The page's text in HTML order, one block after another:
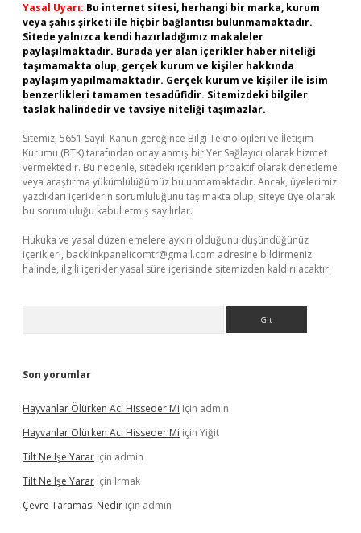
Yasal Uyarı: Bu internet sitesi, herhangi bir marka, kurum
veya şahıs şirketi ile hiçbir bağlantısı bulunmamaktadır.
Sitede yalnızca kendi hazırladığımız makaleler
paylaşılmaktadır. Burada yer alan içerikler haber niteliği
taşımamakta olup, gerçek kurum ve kişiler hakkında
paylaşım yapılmamaktadır. Gerçek kurum ve kişiler ile isim
benzerlikleri tamamen tesadüfidir. Sitemizdeki bilgiler
taslak halindedir ve tavsiye niteliği taşımazlar.
Sitemiz, 5651 Sayılı Kanun gereğince Bilgi Teknolojileri ve İletişim
Kurumu (BTK) tarafından onaylanmış bir Yer Sağlayıcı olarak hizmet
vermektedir. Bu nedenle, sitedeki içerikleri proaktif olarak denetleme
veya araştırma yükümlülüğümüz bulunmamaktadır. Ancak, üyelerimiz
yazdıkları içeriklerin sorumluluğunu taşımakta olup, siteye üye olarak
bu sorumluluğu kabul etmiş sayılırlar.
Hukuka ve yasal düzenlemelere aykırı olduğunu düşündüğünüz
içerikleri, backlinkpanelicomtr@gmail.com adresine bildirmeniz
halinde, ilgili içerikler yasal süre içerisinde sitemizden kaldırılacaktır.
Son yorumlar
Hayvanlar Ölürken Acı Hisseder Mi için admin
Hayvanlar Ölürken Acı Hisseder Mi için Yiğit
Tilt Ne Işe Yarar için admin
Tilt Ne Işe Yarar için Irmak
Çevre Taraması Nedir için admin